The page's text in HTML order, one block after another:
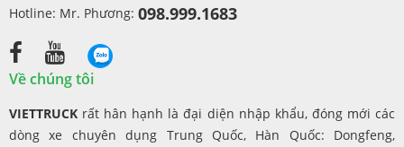
Hotline: Mr. Phương: 098.999.1683
Về chúng tôi
VIETTRUCK rất hân hạnh là đại diện nhập khẩu, đóng mới các
dòng xe chuyên dụng Trung Quốc, Hàn Quốc: Dongfeng,